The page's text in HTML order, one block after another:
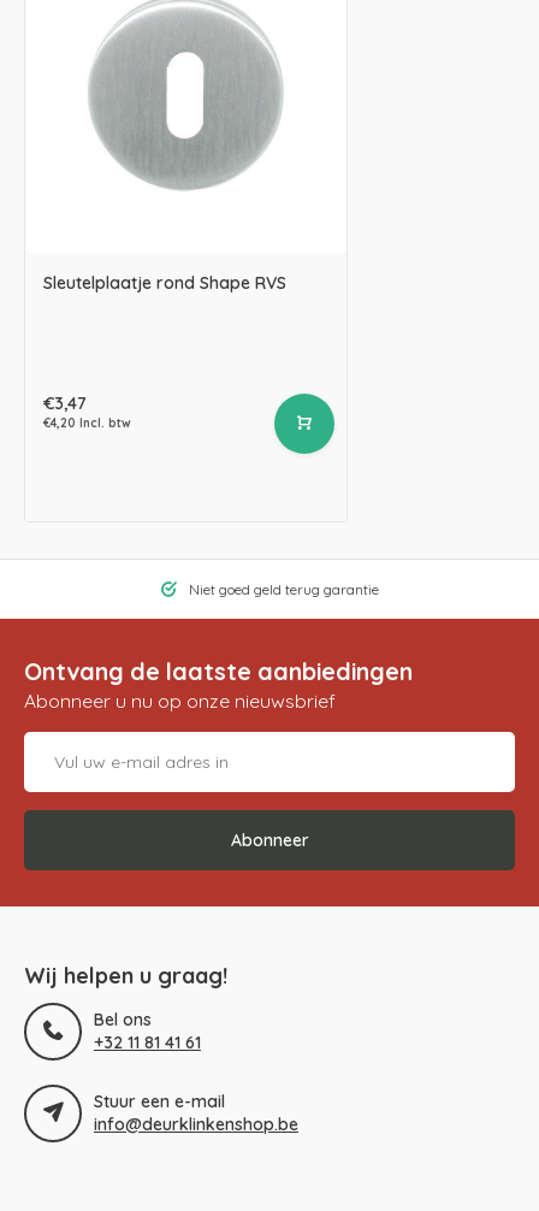
Sleutelplaatje rond Shape RVS
€3,47
€4,20 Incl. btw
Niet goed geld terug garantie
Ontvang de laatste aanbiedingen
Abonneer u nu op onze nieuwsbrief
Abonneer
Wij helpen u graag!
Bel ons
+32 11 81 41 61
Stuur een e-mail
info@deurklinkenshop.be